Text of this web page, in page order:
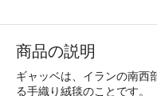
商品の説明
ギャッベは、イランの南西
る手織り絨毯のことです。